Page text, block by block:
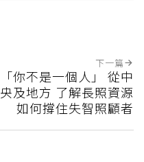
下一篇
「你不是一個人」 從中
央及地方 了解長照資源
如何撐住失智照顧者